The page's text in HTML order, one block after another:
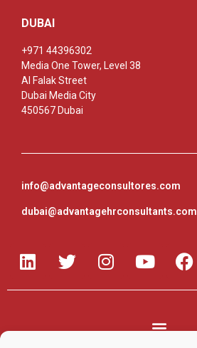
DUBAI
+971 44396302
Media One Tower, Level 38
Al Falak Street
Dubai Media City
450567 Dubai
info@advantageconsultores.com
dubai@advantagehrconsultants.com